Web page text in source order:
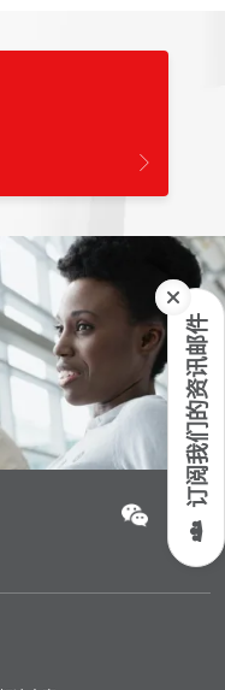
订阅我们的资讯邮件